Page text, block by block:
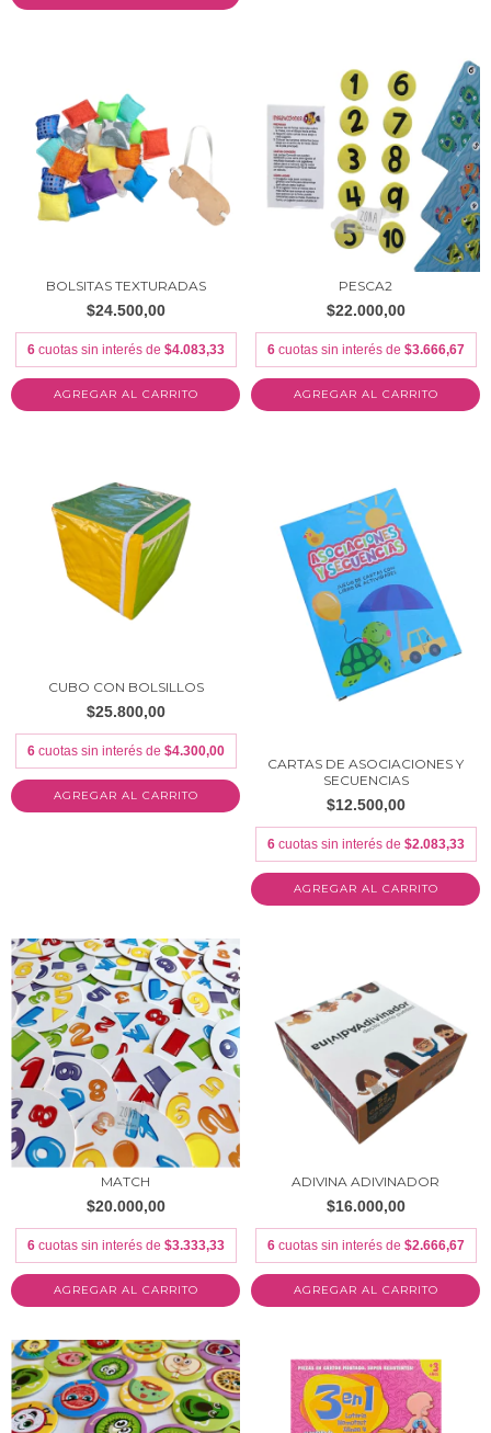
BOLSITAS TEXTURADAS
$24.500,00
6 cuotas sin interés de $4.083,33
PESCA2
$22.000,00
6 cuotas sin interés de $3.666,67
CUBO CON BOLSILLOS
$25.800,00
6 cuotas sin interés de $4.300,00
CARTAS DE ASOCIACIONES Y
SECUENCIAS
$12.500,00
6 cuotas sin interés de $2.083,33
MATCH
$20.000,00
6 cuotas sin interés de $3.333,33
ADIVINA ADIVINADOR
$16.000,00
6 cuotas sin interés de $2.666,67